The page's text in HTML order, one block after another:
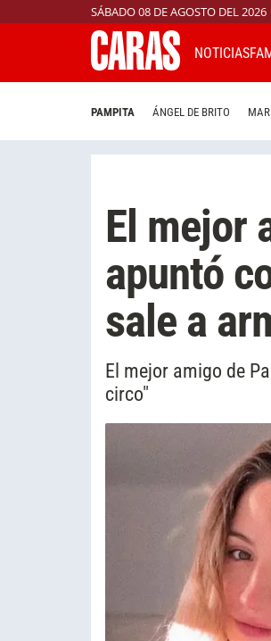
SÁBADO 08 DE AGOSTO DEL 2026
NOTICIAS
PAMPITA ÁNGEL DE BRITO
El mejor
apuntó
sale a
El mejor amigo de
circo"